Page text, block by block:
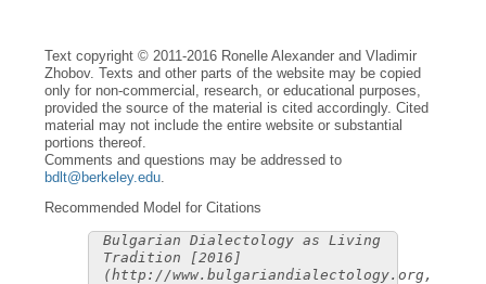
Text copyright © 2011-2016 Ronelle Alexander and Vladimir
Zhobov. Texts and other parts of the website may be copied
only for non-commercial, research, or educational purposes,
provided the source of the material is cited accordingly. Cited
material may not include the entire website or substantial
portions thereof.
Comments and questions may be addressed to
bdlt@berkeley.edu.
Recommended Model for Citations
Bulgarian Dialectology as Living
Tradition [2016]
(http://www.bulgariandialectology.org,